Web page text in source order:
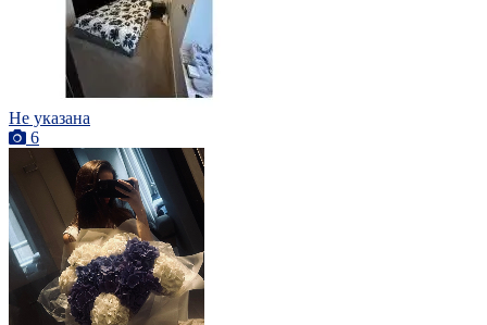
Не указана
6